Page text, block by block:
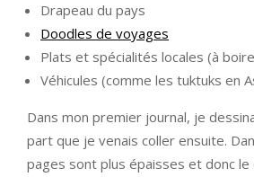
Drapeau du pays
Doodles de voyages
Plats et spécialités locales (à
Véhicules (comme les tuktuks en
Dans mon premier journal, je
part que je venais coller ensuite.
pages sont plus épaisses et donc